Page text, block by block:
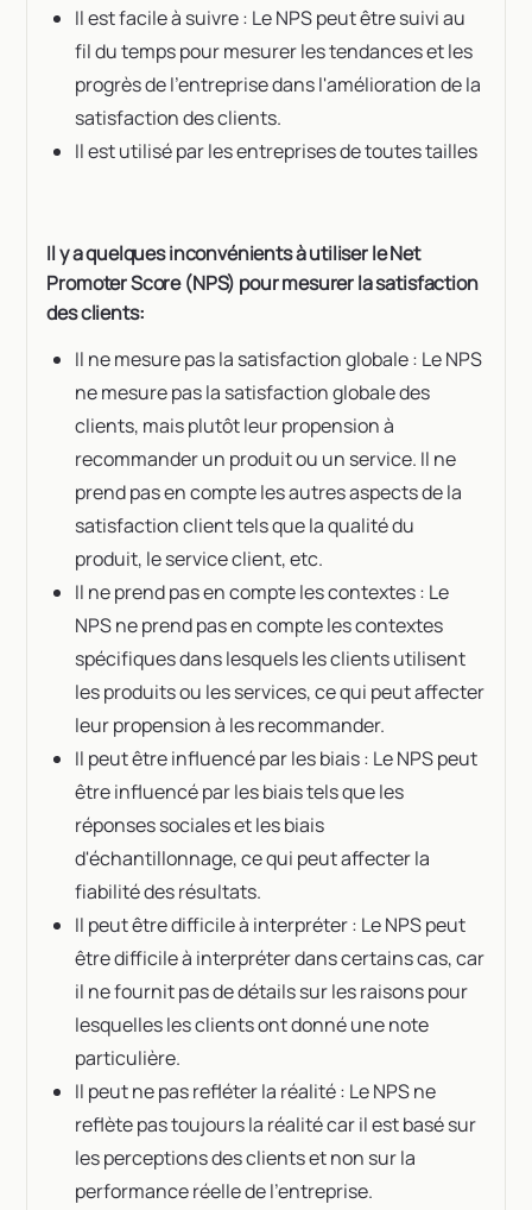
Il est facile à suivre : Le NPS peut être suivi au
fil du temps pour mesurer les tendances et les
progrès de l'entreprise dans l'amélioration de la
satisfaction des clients.
Il est utilisé par les entreprises de toutes tailles
Il y a quelques inconvénients à utiliser le Net
Promoter Score (NPS) pour mesurer la satisfaction
des clients:
Il ne mesure pas la satisfaction globale : Le NPS
ne mesure pas la satisfaction globale des
clients, mais plutôt leur propension à
recommander un produit ou un service. Il ne
prend pas en compte les autres aspects de la
satisfaction client tels que la qualité du
produit, le service client, etc.
Il ne prend pas en compte les contextes : Le
NPS ne prend pas en compte les contextes
spécifiques dans lesquels les clients utilisent
les produits ou les services, ce qui peut affecter
leur propension à les recommander.
Il peut être influencé par les biais : Le NPS peut
être influencé par les biais tels que les
réponses sociales et les biais
d'échantillonnage, ce qui peut affecter la
fiabilité des résultats.
Il peut être difficile à interpréter : Le NPS peut
être difficile à interpréter dans certains cas, car
il ne fournit pas de détails sur les raisons pour
lesquelles les clients ont donné une note
particulière.
Il peut ne pas refléter la réalité : Le NPS ne
reflète pas toujours la réalité car il est basé sur
les perceptions des clients et non sur la
performance réelle de l'entreprise.